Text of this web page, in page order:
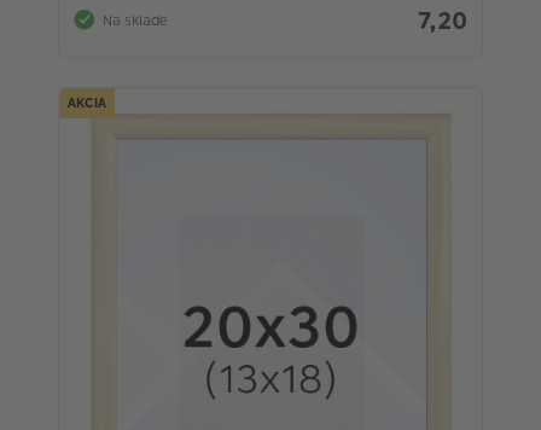
Na sklade 7,20
AKCIA